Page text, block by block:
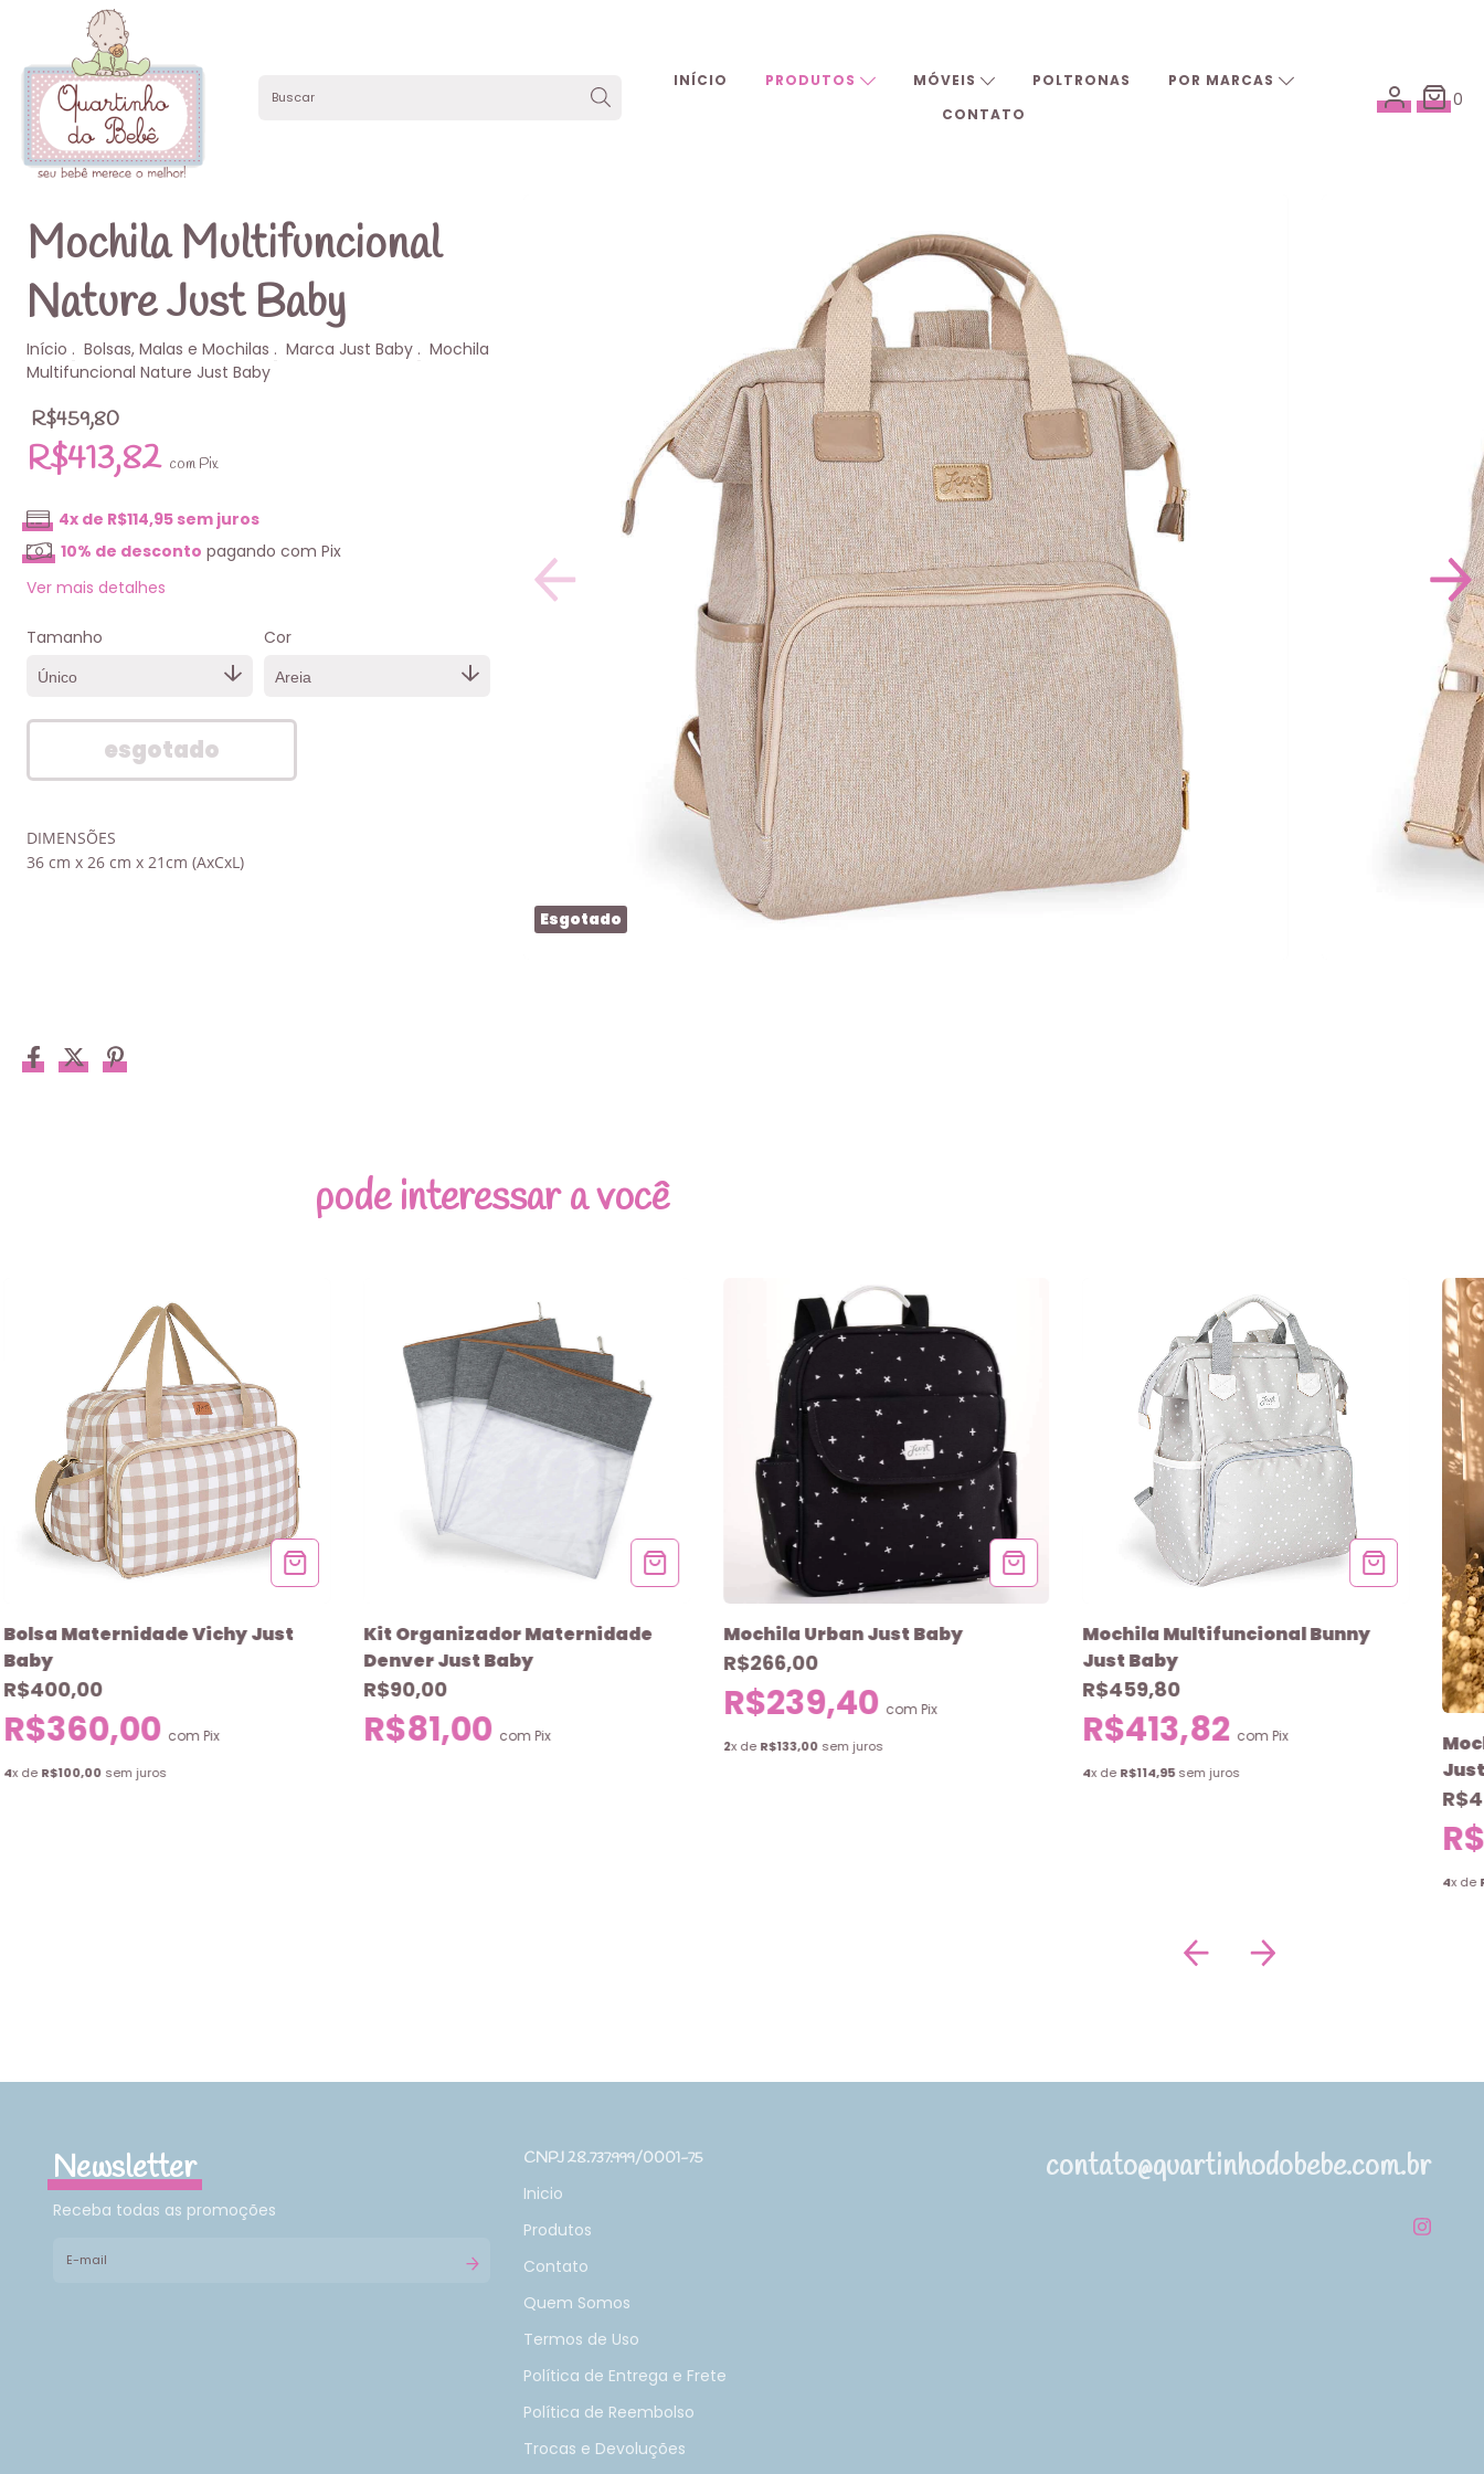
INÍCIO PRODUTOS MÓVEIS POLTRONAS
POR MARCAS
CONTATO
0
Mochila Multifuncional
Nature Just Baby
Início . Bolsas, Malas e Mochilas . Marca Just Baby . Mochila
Multifuncional Nature Just Baby
R$459,80
R$413,82 com Pix
4x de R$114,95sem juros
10% de desconto pagando com Pix
Ver mais detalhes
Tamanho Cor
DIMENSÕES
36 cm x 26 cm x 21cm (AxCxL)
Esgotado
pode interessar a você
Bolsa Maternidade Vichy Just
Baby
R$400,00
R$360,00 com Pix
4x deR$100,00 sem juros
Kit Organizador Maternidade
Denver Just Baby
R$90,00
R$81,00 com Pix
Mochila Urban Just Baby
R$266,00
R$239,40 com Pix
2x deR$133,00sem juros
Mochila Multifuncional Bunny
Just Baby
R$459,80
R$413,82 com Pix
4x deR$114,95sem juros
4x de
Newsletter
Receba todas as promoções
CNPJ 28.737.999/0001-75
Inicio
Produtos
Contato
Quem Somos
Termos de Uso
Política de Entrega e Frete
Política de Reembolso
Trocas e Devoluções
contato@quartinhodobebe.com.br